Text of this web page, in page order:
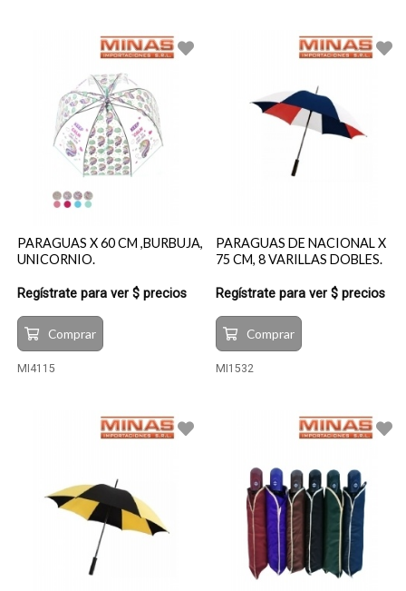
PARAGUAS X 60 CM ,BURBUJA,
UNICORNIO.
Regístrate para ver $ precios
Comprar
MI4115
PARAGUAS DE NACIONAL X
75 CM, 8 VARILLAS DOBLES.
Regístrate para ver $ precios
Comprar
MI1532